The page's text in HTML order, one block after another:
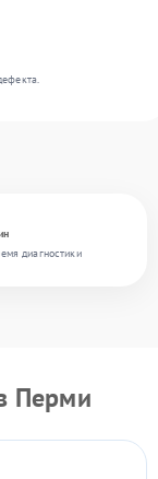
диагностики
Перми